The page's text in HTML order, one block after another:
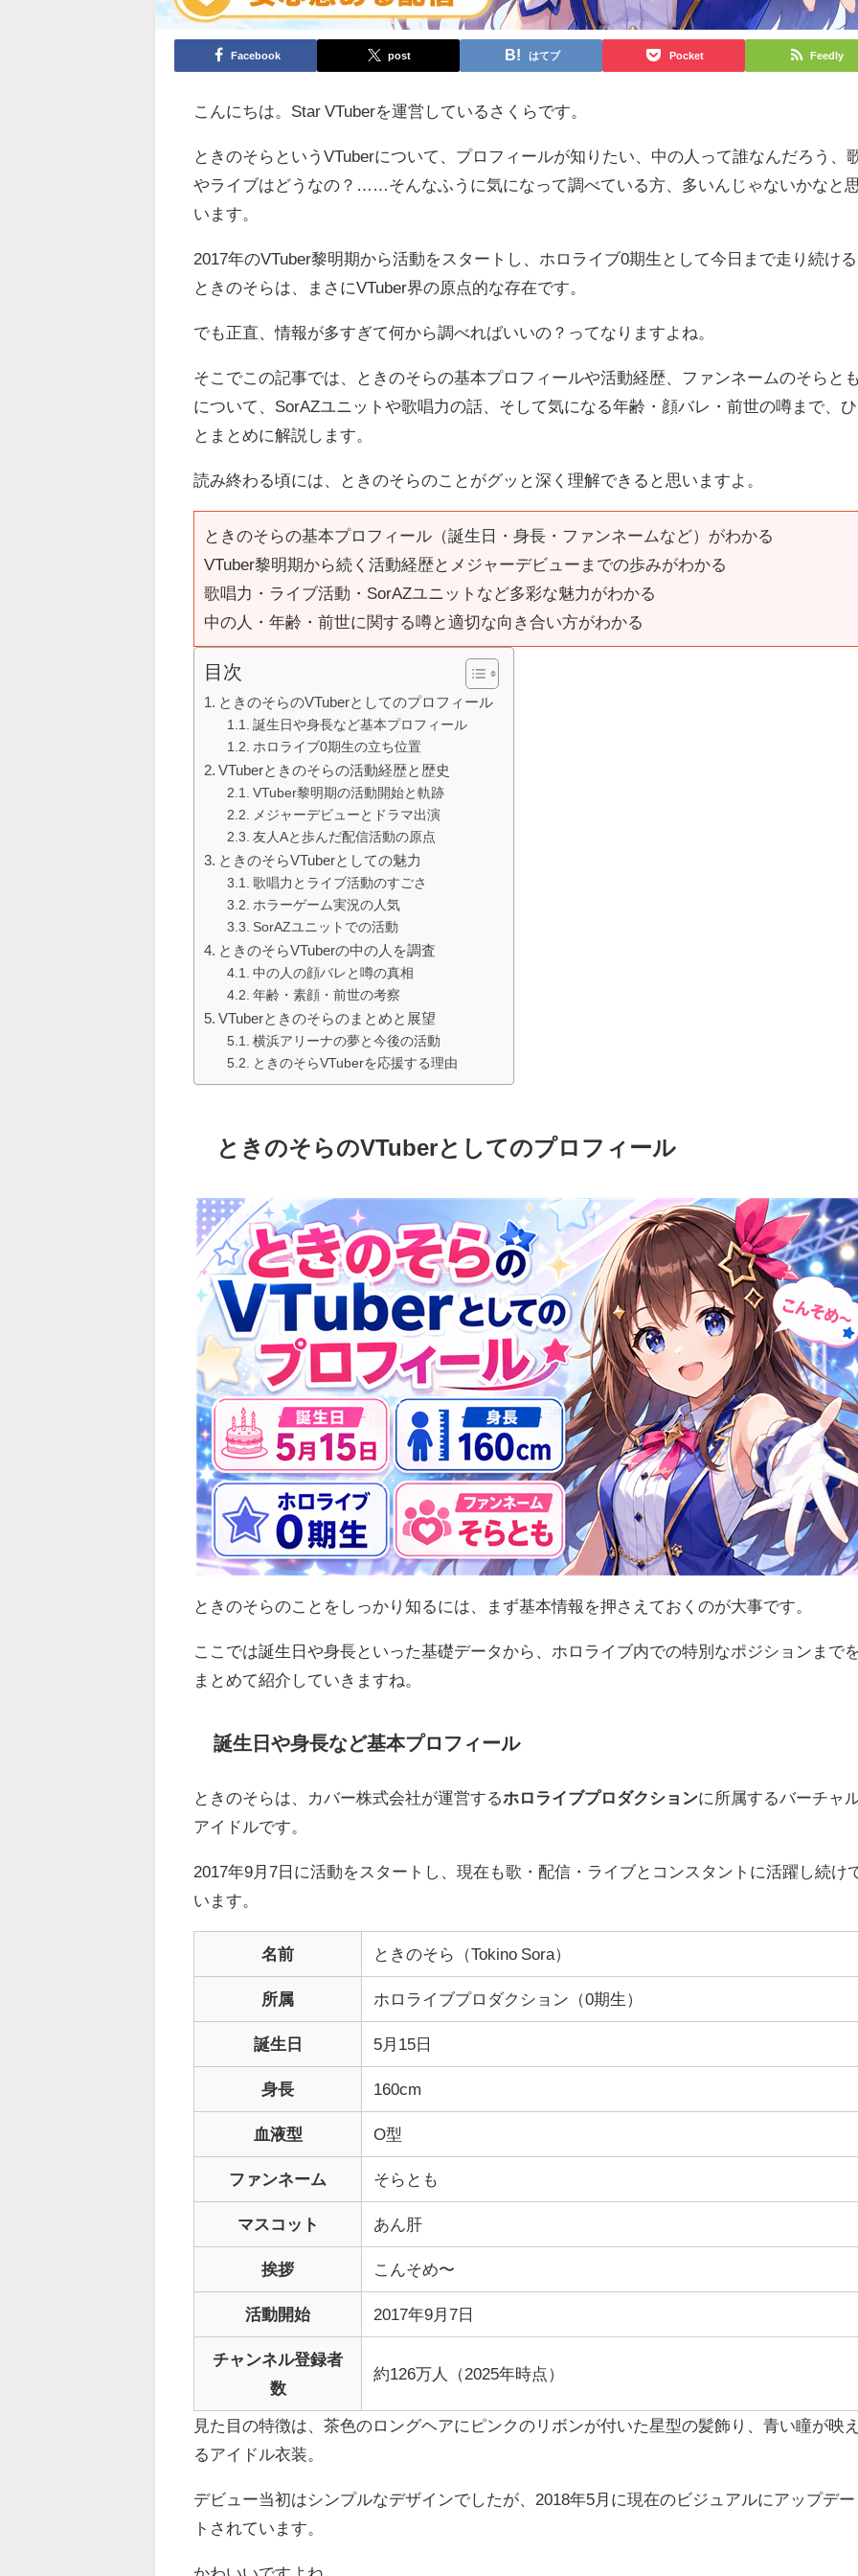
Facebook post はてブ Pocket Feedly
こんにちは。Star VTuberを運営しているさくらです。
ときのそらというVTuberについて、プロフィールが知りたい、中の人って誰なんだろう、
やライブはどうなの？……そんなふうに気になって調べている方、多いんじゃないかなと
います。
2017年のVTuber黎明期から活動をスタートし、ホロライブ0期生として今日まで走り続ける
ときのそらは、まさにVTuber界の原点的な存在です。
でも正直、情報が多すぎて何から調べればいいの？ってなりますよね。
そこでこの記事では、ときのそらの基本プロフィールや活動経歴、ファンネームのそらと
について、SorAZユニットや歌唱力の話、そして気になる年齢・顔バレ・前世の噂まで、ひ
とまとめに解説します。
読み終わる頃には、ときのそらのことがグッと深く理解できると思いますよ。
ときのそらの基本プロフィール（誕生日・身長・ファンネームなど）がわかる
VTuber黎明期から続く活動経歴とメジャーデビューまでの歩みがわかる
歌唱力・ライブ活動・SorAZユニットなど多彩な魅力がわかる
中の人・年齢・前世に関する噂と適切な向き合い方がわかる
目次
ときのそらのVTuberとしてのプロフィール
誕生日や身長など基本プロフィール
ホロライブ0期生の立ち位置
VTuberときのそらの活動経歴と歴史
VTuber黎明期の活動開始と軌跡
メジャーデビューとドラマ出演
友人Aと歩んだ配信活動の原点
ときのそらVTuberとしての魅力
歌唱力とライブ活動のすごさ
ホラーゲーム実況の人気
SorAZユニットでの活動
ときのそらVTuberの中の人を調査
中の人の顔バレと噂の真相
年齢・素顔・前世の考察
VTuberときのそらのまとめと展望
横浜アリーナの夢と今後の活動
ときのそらVTuberを応援する理由
ときのそらのVTuberとしてのプロフィール
ときのそらのことをしっかり知るには、まず基本情報を押さえておくのが大事です。
ここでは誕生日や身長といった基礎データから、ホロライブ内での特別なポジションまで
まとめて紹介していきますね。
誕生日や身長など基本プロフィール
ときのそらは、カバー株式会社が運営するホロライブプロダクションに所属するバーチャ
アイドルです。
2017年9月7日に活動をスタートし、現在も歌・配信・ライブとコンスタントに活躍し続け
います。
名前 ときのそら（Tokino Sora）
所属 ホロライブプロダクション（0期生）
誕生日 5月15日
身長 160cm
血液型 O型
ファンネーム そらとも
マスコット あん肝
挨拶 こんそめ〜
活動開始 2017年9月7日
チャンネル登録者
数
約126万人（2025年時点）
見た目の特徴は、茶色のロングヘアにピンクのリボンが付いた星型の髪飾り、青い瞳が映
るアイドル衣装。
デビュー当初はシンプルなデザインでしたが、2018年5月に現在のビジュアルにアップデー
トされています。